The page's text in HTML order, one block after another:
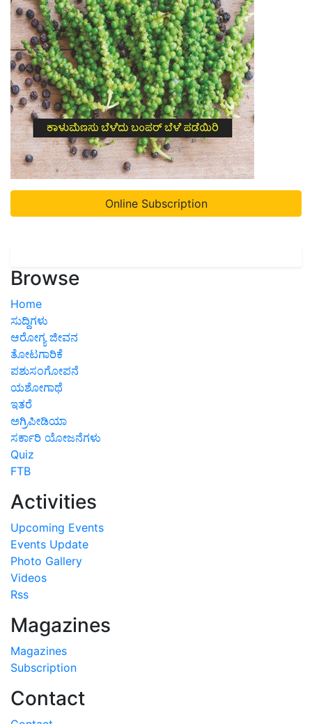
Online Subscription
Browse
Home
ಸುದ್ದಿಗಳು
ಆರೋಗ್ಯ ಜೀವನ
ತೋಟಗಾರಿಕೆ
ಪಶುಸಂಗೋಪನೆ
ಯಶೋಗಾಥೆ
ಇತರೆ
ಅಗ್ರಿಪೀಡಿಯಾ
ಸರ್ಕಾರಿ ಯೋಜನೆಗಳು
Quiz
FTB
Activities
Upcoming Events
Events Update
Photo Gallery
Videos
Rss
Magazines
Magazines
Subscription
Contact